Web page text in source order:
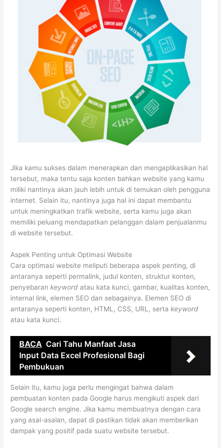
Jika kamu sukses dalam menerapkan dan mengaplikasikan hal
tersebut, maka tentu saja konten bahkan website yang kamu
miliki nantinya akan jauh lebih untuk di temukan oleh pengguna
internet. Selain itu, nantinya juga hal ini dapat membantu
untuk meningkatkan trafik website, serta kamu juga akan
memiliki peluang mendapatkan pelanggan dalam penjualanmu
di website tersebut.
Aspek Penting untuk Optimasi Website
Cara optimasi website meliputi beberapa aspek penting, di
antaranya seperti permalink, judul konten, struktur konten,
penyebarankeyword atau kata kunci, gambar, kualitas konten,
internal link, elemen SEO dan sebagainya. Elemen SEO di
antaranya seperti konten, HTML, CSS, URL, sertakeyword
atau kata kunci.
BACA Cari Tahu Manfaat Jasa
Input Data Excel Profesional Bagi
Pembukuan
Selain itu, kamu juga perlu mengingat bahwa dalam
pembuatan konten pada Google harus mengikuti aspek dari
Google search engine. Jika kamu membuatnya dengan cara
yang asal-asalan, dapat di pastikan tidak akan memberikan
dampak yang positif pada suatu website tersebut.